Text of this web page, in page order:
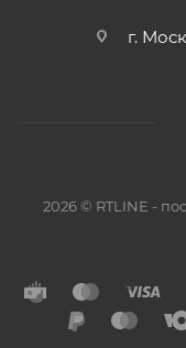
г.
2026 © RTLINE -